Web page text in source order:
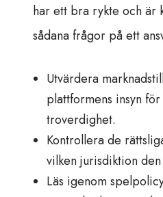
har ett bra rykte och är
sådana frågor på ett
Utvärdera
plattformens insyn
troverdighet.
Kontrollera de
vilken jurisdiktion
Läs igenom